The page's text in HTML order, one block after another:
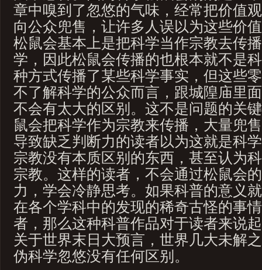
章中嗅到了忽悠的气味，经常把价值
向公众兜售，让许多人误以为这些价
松鼠会基本上是把科学当作宗教去传
学，因此松鼠会传播的也根本就不是
种方式传播了某些科学事实，但这些
不了解科学的公众而言，跟城隍庙里
不会有太大的区别。这不是问题的关
鼠会把科学作为宗教来传播，大量兜
导致缺乏判断力的读者以为这就是科
宗教没有本质区别的东西，甚至认为
宗教。这样的读者，不会通过松鼠会
力，学会冷静思考。如果科普的意义
在各个学科中的发现的稀奇古怪的事
者，那么这种科普作品对于读者来说
关于世界末日大预言，世界几大未解
伪科学忽悠没有任何区别。